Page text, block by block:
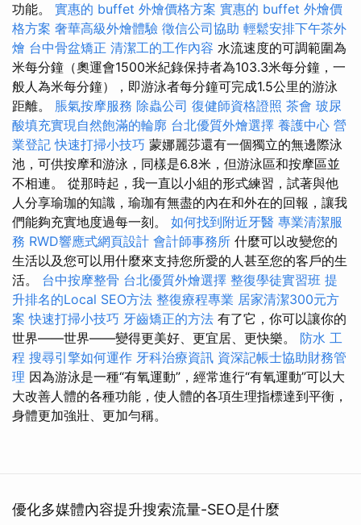
功能。 實惠的 buffet 外燴價格方案 實惠的 buffet 外燴價
格方案 奢華高級外燴體驗 徵信公司協助 輕鬆安排下午茶外
燴 台中骨盆矯正 清潔工的工作內容 水流速度的可調範圍為
米每分鐘（奧運會1500米紀錄保持者為103.3米每分鐘，一
般人為米每分鐘），即游泳者每分鐘可完成1.5公里的游泳
距離。 脹氣按摩服務 除蟲公司 復健師資格證照 茶會 玻尿
酸填充實現自然飽滿的輪廓 台北優質外燴選擇 養護中心 營
業登記 快速打掃小技巧 蒙娜麗莎還有一個獨立的無邊際泳
池，可供按摩和游泳，同樣是6.8米，但游泳區和按摩區並
不相連。 從那時起，我一直以小組的形式練習，試著與他
人分享瑜珈的知識，瑜珈有無盡的內在和外在的回報，讓我
們能夠充實地度過每一刻。 如何找到附近牙醫 專業清潔服
務 RWD響應式網頁設計 會計師事務所 什麼可以改變您的
生活以及您可以用什麼來支持您所愛的人甚至您的客戶的生
活。 台中按摩整骨 台北優質外燴選擇 整復學徒實習班 提
升排名的Local SEO方法 整復療程專業 居家清潔300元方
案 快速打掃小技巧 牙齒矯正的方法 有了它，你可以讓你的
世界——世界——變得更美好、更宜居、更快樂。 防水 工
程 搜尋引擎如何運作 牙科治療資訊 資深記帳士協助財務管
理 因為游泳是一種“有氧運動”，經常進行“有氧運動”可以大
大改善人體的各種功能，使人體的各項生理指標達到平衡，
身體更加強壯、更加勻稱。
優化多媒體內容提升搜索流量-SEO是什麼